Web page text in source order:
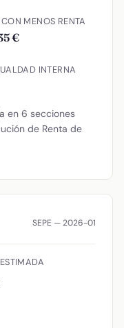
MENOS RENTA
€
INTERNA
en 6 secciones
de Renta de
SEPE — 2026-01